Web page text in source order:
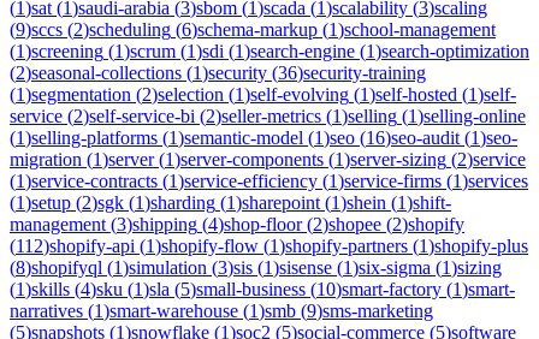
(1)sat (1)saudi-arabia (3)sbom (1)scada (1)scalability (3)scaling
(9)sccs (2)scheduling (6)schema-markup (1)school-management
(1)screening (1)scrum (1)sdi (1)search-engine (1)search-optimization
(2)seasonal-collections (1)security (36)security-training
(1)segmentation (2)selection (1)self-evolving (1)self-hosted (1)self-
service (2)self-service-bi (2)seller-metrics (1)selling (1)selling-online
(1)selling-platforms (1)semantic-model (1)seo (16)seo-audit (1)seo-
migration (1)server(1)server-components (1)server-sizing (2)service
(1)service-contracts (1)service-efficiency (1)service-firms (1)services
(1)setup (2)sgk (1)sharding (1)sharepoint (1)shein (1)shift-
management (3)shipping (4)shop-floor(2)shopee (2)shopify
(112)shopify-api (1)shopify-flow (1)shopify-partners (1)shopify-plus
(8)shopifyql (1)simulation (3)sis (1)sisense (1)six-sigma (1)sizing
(1)skills (4)sku (1)sla (5)small-business (10)smart-factory (1)smart-
narratives (1)smart-warehouse (1)smb (9)sms-marketing
(5)snapshots (1)snowflake (1)soc2 (5)social-commerce (5)software